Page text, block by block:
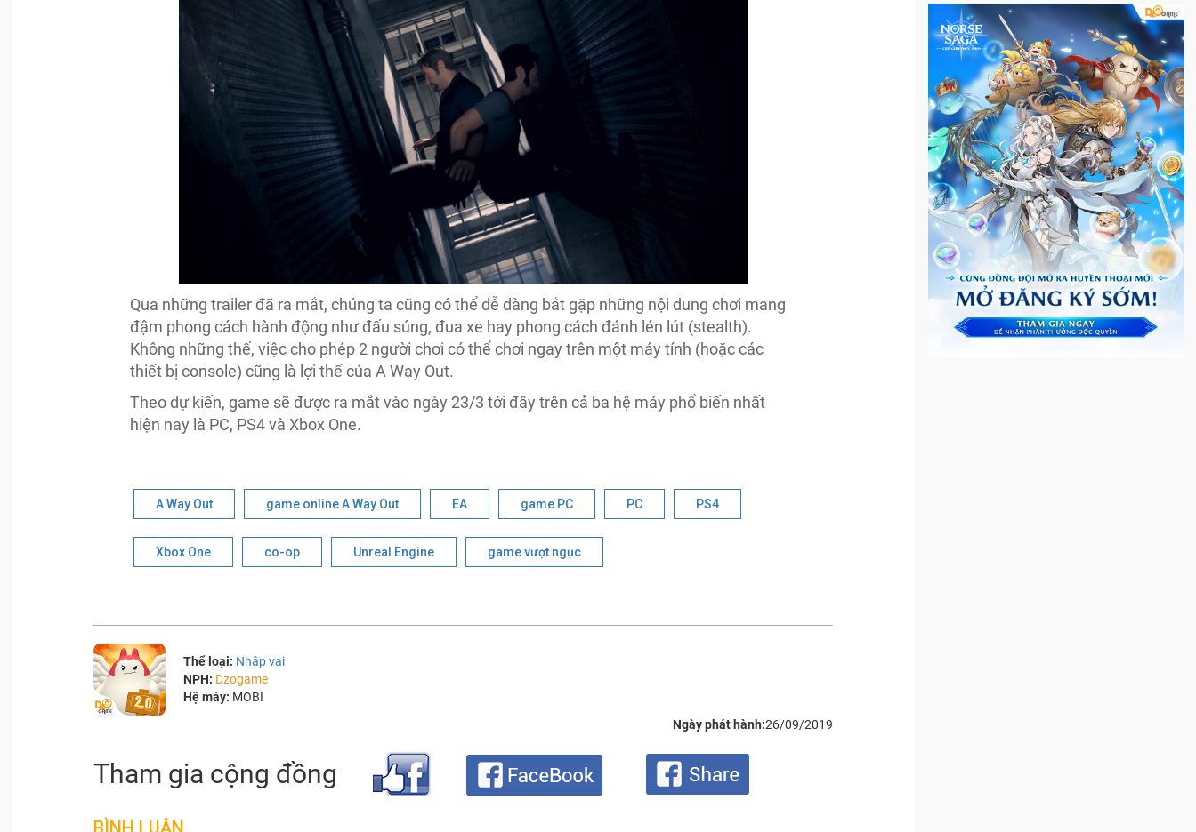
Qua những trailer đã ra mắt, chúng ta cũng có thể dễ dàng bắt gặp những nội dung chơi mang
đậm phong cách hành động như đấu súng, đua xe hay phong cách đánh lén lút (stealth).
Không những thế, việc cho phép 2 người chơi có thể chơi ngay trên một máy tính (hoặc các
thiết bị console) cũng là lợi thế của A Way Out.
Theo dự kiến, game sẽ được ra mắt vào ngày 23/3 tới đây trên cả ba hệ máy phổ biến nhất
hiện nay là PC, PS4 và Xbox One.
A Way Out game online A Way Out EA game PC PC PS4
Xbox One co-op Unreal Engine game vượt ngục
Thể loại: Nhập vai
NPH: Dzogame
Hệ máy: MOBI
Ngày phát hành:26/09/2019
Tham gia cộng đồng
BÌNH LUẬN